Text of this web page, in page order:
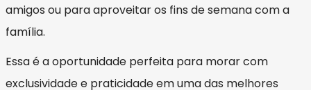
amigos ou para aproveitar os fins de semana com a
família.
Essa é a oportunidade perfeita para morar com
exclusividade e praticidade em uma das melhores